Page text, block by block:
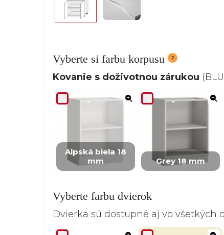
Vyberte si farbu korpusu
Kovanie s doživotnou zárukou
Alpská biela 18
mm
Grey 18 mm
Vyberte farbu dvierok
Dvierka sú dostupné aj vo všetkých